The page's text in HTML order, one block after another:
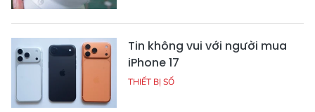
Tin không vui với người mua
iPhone 17
THIẾT BỊ SỐ